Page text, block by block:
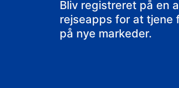
Bliv registreret på en
rejseapps for at tjene
på nye markeder.